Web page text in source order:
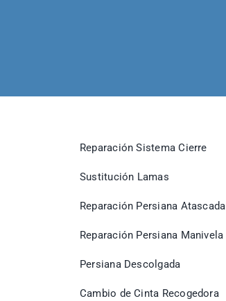
Reparación Sistema Cierre
Sustitución Lamas
Reparación Persiana Atascada
Reparación Persiana Manivela
Persiana Descolgada
Cambio de Cinta Recogedora